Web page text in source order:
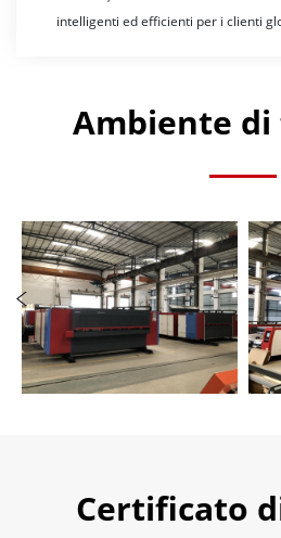
intelligenti ed efficienti per i clienti
Ambiente di
Certificato